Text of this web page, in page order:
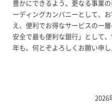
豊かにできるよう、更なる事業
ーディングカンパニーとして、
え、便利でお得なサービスの一
安全で最も便利な銀行」として
年も、何とぞよろしくお願い申し
2026